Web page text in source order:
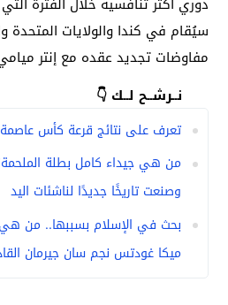
سيُقام في كندا والولايات
مفاوضات تجديد عقده مع إنتر
نــرشــح لــك 👇
تعرف على نتائج قرعة كأس عاصمة مصر
من هي جيداء كامل بطلة
وصنعت تاريخًا جديدًا لناشئات اليد
بحث في الإسلام بسببها.. من
ميكا غودتس نجم سان جيرمان